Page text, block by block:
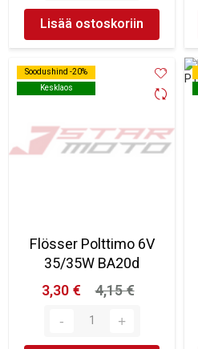
Lisää ostoskoriin
Soodushind -20%
Kesklaos
Soodushind -20%
Kesklaos
Flösser Polttimo 6V
35/35W BA20d
3,30 €
4,15 €